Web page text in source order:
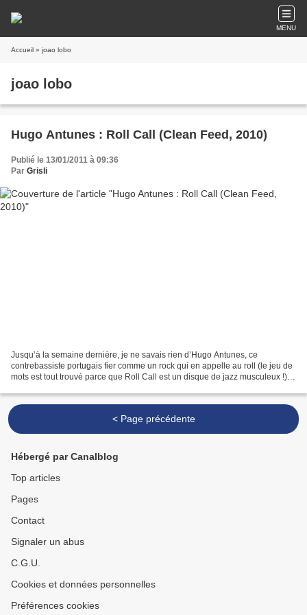
MENU
Accueil » joao lobo
joao lobo
Hugo Antunes : Roll Call (Clean Feed, 2010)
Publié le 13/01/2011 à 09:36
Par Grisli
Jusqu’à la semaine dernière, je ne savais rien d’Hugo Antunes, ce
contrebassiste portugais fier comme un rock qui en appelle au roll (le jeu de
mots est tout trouvé parce que Roll Call est un disque de jazz musculeux !).
< Page précédente
Hébergé par Canalblog
Top articles
Pages
Contact
Signaler un abus
C.G.U.
Cookies et données personnelles
Préférences cookies